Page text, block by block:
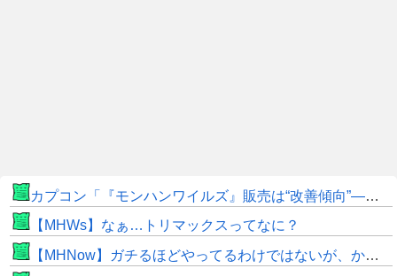
カプコン「『モンハンワイルズ』販売は“改善傾向”―中長期でワールド超え目指す」
【MHWs】なぁ…トリマックスってなに？
【MHNow】ガチるほどやってるわけではないが、かと言って要撃戦くらいしかやることないんだよな